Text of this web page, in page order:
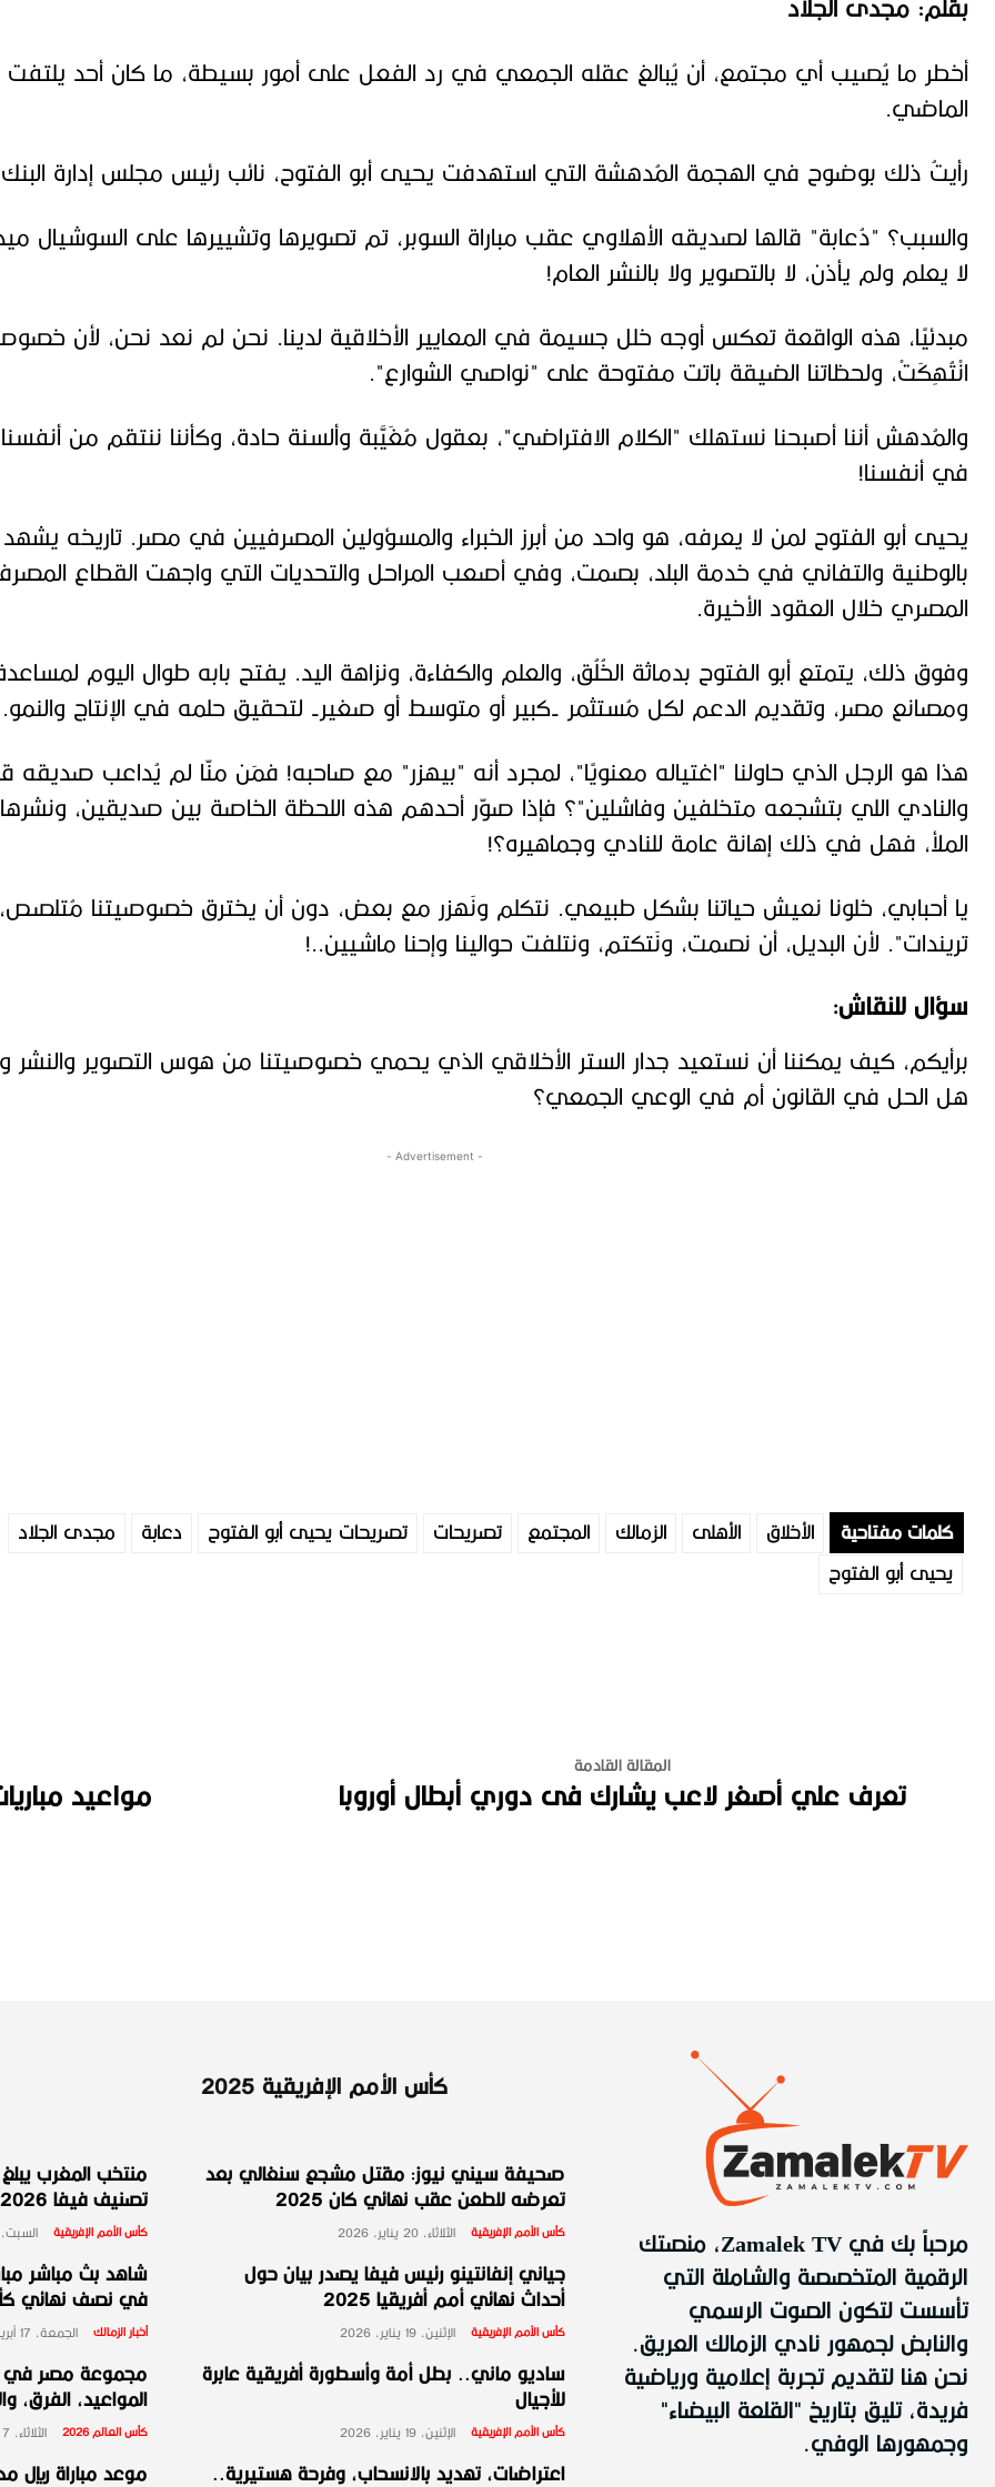
بقلم: مجدى الجلاد
أخطر ما يُصيب أي مجتمع، أن يُبالغ عقله الجمعي في رد الفعل على أمور بسيطة، ما كان أحد يلتفت
الماضي.
رأيتُ ذلك بوضوح في الهجمة المُدهشة التي استهدفت يحيى أبو الفتوح، نائب رئيس مجلس إدارة البنك
والسبب؟ "دُعابة" قالها لصديقه الأهلاوي عقب مباراة السوبر، تم تصويرها وتشييرها على السوشيال
لا يعلم ولم يأذن، لا بالتصوير ولا بالنشر العام!
مبدئيًا، هذه الواقعة تعكس أوجه خلل جسيمة في المعايير الأخلاقية لدينا. نحن لم نعد نحن، لأن
انْتُهِكَتْ، ولحظاتنا الضيقة باتت مفتوحة على "نواصي الشوارع".
والمُدهش أننا أصبحنا نستهلك "الكلام الافتراضي"، بعقول مُغَيَّبة وألسنة حادة، وكأننا ننتقم من
في أنفسنا!
يحيى أبو الفتوح لمن لا يعرفه، هو واحد من أبرز الخبراء والمسؤولين المصرفيين في مصر. تاريخه
بالوطنية والتفاني في خدمة البلد، بصمت، وفي أصعب المراحل والتحديات التي واجهت القطاع
المصري خلال العقود الأخيرة.
وفوق ذلك، يتمتع أبو الفتوح بدماثة الخُلُق، والعلم والكفاءة، ونزاهة اليد. يفتح بابه طوال اليوم
ومصانع مصر، وتقديم الدعم لكل مُستثمر -كبير أو متوسط أو صغير- لتحقيق حلمه في الإنتاج والنمو.
هذا هو الرجل الذي حاولنا "اغتياله معنويًا"، لمجرد أنه "بيهزر" مع صاحبه! فمَن منّا لم يُداعب صديقه
والنادي اللي بتشجعه متخلفين وفاشلين"؟ فإذا صوّر أحدهم هذه اللحظة الخاصة بين صديقين،
الملأ، فهل في ذلك إهانة عامة للنادي وجماهيره؟!
يا أحبابي، خلونا نعيش حياتنا بشكل طبيعي. نتكلم ونَهزر مع بعض، دون أن يخترق خصوصيتنا
تريندات". لأن البديل، أن نصمت، ونَتكتم، ونتلفت حوالينا وإحنا ماشيين..!
سؤال للنقاش:
برأيكم، كيف يمكننا أن نستعيد جدار الستر الأخلاقي الذي يحمي خصوصيتنا من هوس التصوير والنشر
هل الحل في القانون أم في الوعي الجمعي؟
- Advertisement -
كلمات مفتاحية الأخلاق الأهلى الزمالك المجتمع تصريحات تصريحات يحيى أبو الفتوح دعابة
مجدى الجلاد
يحيى أبو الفتوح
المقالة القادمة
تعرف علي أصغر لاعب يشارك فى دوري أبطال أوروبا
منتخب المغرب يبلغ
تصنيف فيفا 2026
كأس الأمم الإفريقية السبت، 10 يناير،
شاهد بث مباشر
في نصف نهائي كأس
أخبار الزمالك الجمعة، 17 أبريل، 2026
المواعيد، الفرق،
كأس العالم 2026 الثلاثاء، 7 أبريل، 2026
موعد مباراة ريال
كأس الأمم الإفريقية 2025
صحيفة سيني نيوز: مقتل مشجع سنغالي بعد
تعرضه للطعن عقب نهائي كان 2025
كأس الأمم الإفريقية الثلاثاء، 20 يناير، 2026
جياني إنفانتينو رئيس فيفا يصدر بيان حول
أحداث نهائي أمم أفريقيا 2025
كأس الأمم الإفريقية الإثنين، 19 يناير، 2026
ساديو ماني.. بطل أمة وأسطورة أفريقية عابرة
للأجيال
كأس الأمم الإفريقية الإثنين، 19 يناير، 2026
اعتراضات، تهديد بالانسحاب، وفرحة هستيرية..
مرحباً بك في Zamalek TV، منصتك
الرقمية المتخصصة والشاملة التي
تأسست لتكون الصوت الرسمي
والنابض لجمهور نادي الزمالك العريق.
نحن هنا لتقديم تجربة إعلامية ورياضية
فريدة، تليق بتاريخ "القلعة البيضاء"
وجمهورها الوفي.